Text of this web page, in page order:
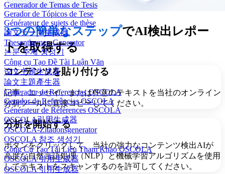
Generador de Temas de Tesis
Gerador de Tópicos de Tese
Générateur de sujets de thèse
論文テーマ生成器
Thesenthemen-Generator
논문 주제 생성기
Công cụ Tạo Đề Tài Luận Văn
论文主题生成器
論文主題產生器
Generador de Referencias OSCOLA
Gerador de Referências OSCOLA
Générateur de Références OSCOLA
OSCOLA引用生成器
OSCOLA-Zitationsgenerator
OSCOLA 참조 생성기
Công Cụ Tạo Tài Liệu Tham Khảo OSCOLA
OSCOLA 引用生成器
OSCOLA 引用生成器
3つの簡単なステップでAI検出レポー
トを取得する
コンテンツを貼り付ける
記事、エッセイ、または任意のテキストを当社のオンライン
分析ツールに直接コピーしてください。
分析を開始する
ボタンをクリックして、当社の強力なコンテンツ検出AIが
高度な自然言語処理（NLP）と機械学習アルゴリズムを使用
してテキストをスキャンするのを許可してください。